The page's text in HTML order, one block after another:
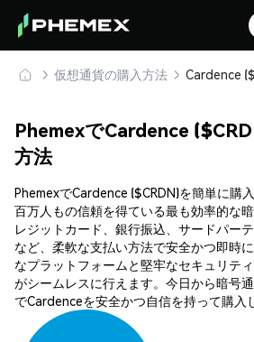
仮想通貨の購入方法
PhemexでCardence
方法
PhemexでCardence ($CRDN)を簡単に購
百万人もの信頼を得ている最も効率的な
レジットカード、銀行振込、サードパー
など、柔軟な支払い方法で安全かつ即時
なプラットフォームと堅牢なセキュリテ
がシームレスに行えます。今日から暗号
でCardenceを安全かつ自信を持って購入